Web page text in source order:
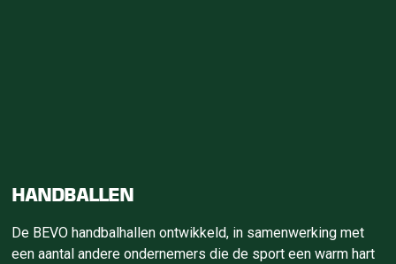
HANDBALLEN
De BEVO handbalhallen ontwikkeld, in samenwerking met
een aantal andere ondernemers die de sport een warm hart